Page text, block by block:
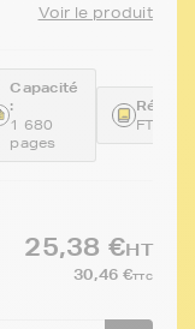
Voir le produit
Capacité
:
1 680
pages
25,38 €HT
30,46 €TTC